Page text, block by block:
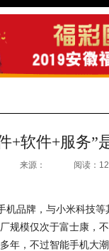
+软件+服务”
来源： 阅读：
机品牌，与小米科技
规模仅次于富士康，
年，不过智能手机大